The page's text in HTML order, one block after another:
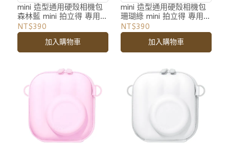
機
mini 造型通用硬殼相機包
森林藍 mini 拍立得 專用
相機包 收納包 附背帶
NT$390
加入購物車
機
mini 造型通用硬殼相機包
珊瑚綠 mini 拍立得 專用
相機包 收納包 附背帶
NT$390
加入購物車